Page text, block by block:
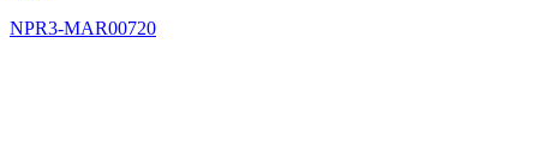
NPR3-MAR00720